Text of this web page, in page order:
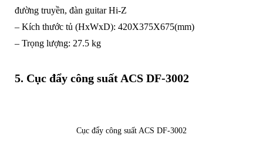
đường truyền, đàn guitar Hi-Z
– Kích thước tủ (HxWxD): 420X375X675(mm)
– Trọng lượng: 27.5 kg
5. Cục đẩy công suất ACS DF-3002
Cục đẩy công suất ACS DF-3002